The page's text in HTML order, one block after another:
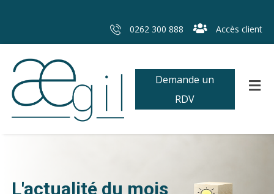
0262 300 888 Accès client
Demande un
RDV
L'actualité du mois